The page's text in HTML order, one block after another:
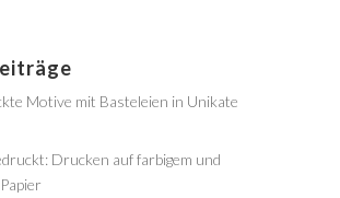
Motive mit Basteleien in Unikate
Drucken auf farbigem und